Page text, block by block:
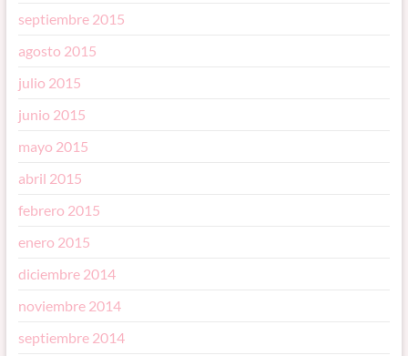
septiembre 2015
agosto 2015
julio 2015
junio 2015
mayo 2015
abril 2015
febrero 2015
enero 2015
diciembre 2014
noviembre 2014
septiembre 2014